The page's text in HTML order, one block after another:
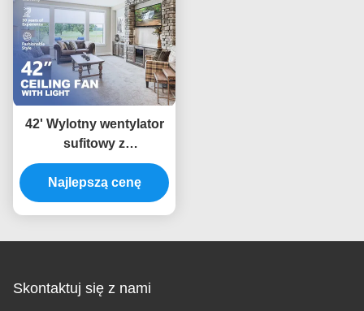
42' Wylotny wentylator
sufitowy z
przygniażdżalnym
światłem LED Amd
silnikiem prądu stałego
Najlepszą cenę
Skontaktuj się z nami